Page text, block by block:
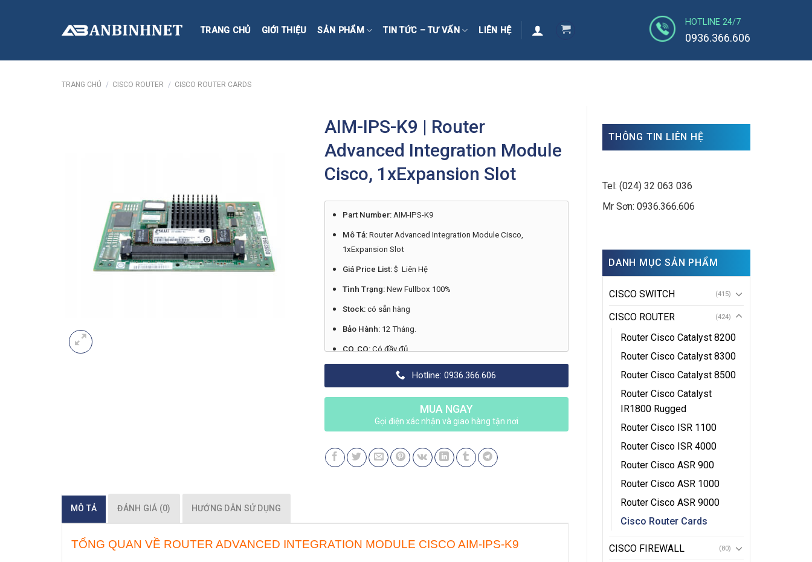
TRANG CHỦ GIỚI THIỆU SẢN PHẨM TIN TỨC – TƯ VẤN LIÊN HỆ
HOTLINE 24/7
0936.366.606
TRANG CHỦ / CISCO ROUTER / CISCO ROUTER CARDS
THÔNG TIN LIÊN HỆ
Tel: (024) 32 063 036
Mr Sơn: 0936.366.606
DANH MỤC SẢN PHẨM
CISCO SWITCH (415)
CISCO ROUTER (424)
Router Cisco Catalyst 8200
Router Cisco Catalyst 8300
Router Cisco Catalyst 8500
Router Cisco Catalyst
IR1800 Rugged
Router Cisco ISR 1100
Router Cisco ISR 4000
Router Cisco ASR 900
Router Cisco ASR 1000
Router Cisco ASR 9000
Cisco Router Cards
CISCO FIREWALL (80)
AIM-IPS-K9 | Router
Advanced Integration Module
Cisco, 1xExpansion Slot
Part Number: AIM-IPS-K9
Mô Tả: Router Advanced Integration Module Cisco,
1xExpansion Slot
Giá Price List: $ Liên Hệ
Tình Trạng: New Fullbox 100%
Stock: có sẵn hàng
Bảo Hành: 12 Tháng.
CO, CQ:Có đầy đủ
Chính hãng Cisco
Made in:Liên hệ
Hotline: 0936.366.606
MUA NGAY
Gọi điện xác nhận và giao hàng tận nơi
MÔ TẢ ĐÁNH GIÁ (0) HƯỚNG DẪN SỬ DỤNG
TỔNG QUAN VỀ ROUTER ADVANCED INTEGRATION MODULE CISCO AIM-IPS-K9